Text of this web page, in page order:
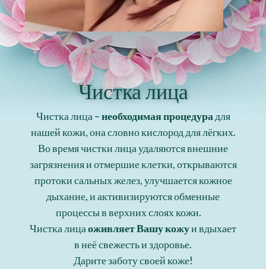
Чистка лица
Чистка лица –необходимая процедура для
нашей кожи, она словно кислород для лёгких.
Во время чистки лица удаляются внешние
загрязнения и отмершие клетки, открываются
протоки сальных желез, улучшается кожное
дыхание, и активизируются обменные
процессы в верхних слоях кожи. ⠀
Чистка лицаоживляет Вашу кожуи вдыхает
в неё свежесть и здоровье.
Дарите заботу своей коже!